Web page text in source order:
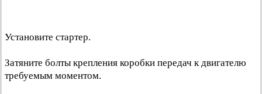
Установите стартер.
Затяните болты крепления коробки передач к двигателю
требуемым моментом.